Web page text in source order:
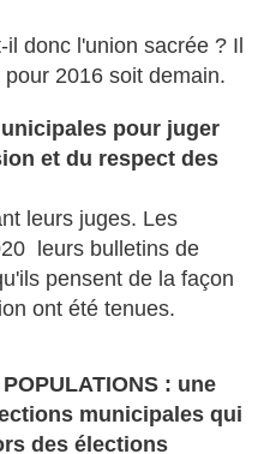
donc l'union sacrée ? Il
2016 soit demain.
pour juger
et du respect des
leurs juges. Les
leurs bulletins de
pensent de la façon
ont été tenues.
: une
municipales qui
des élections